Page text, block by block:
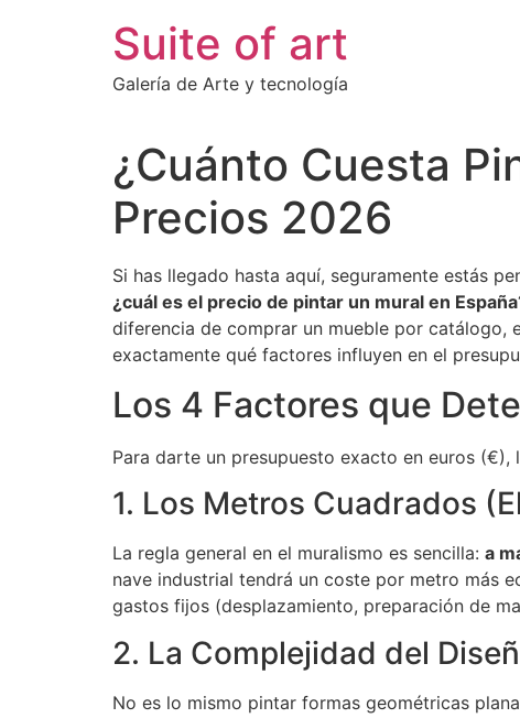
Suite of art
Galería de Arte y tecnología
¿Cuánto Cuesta
Precios 2026
Si has llegado hasta aquí, seguramente estás
¿cuál es el precio de pintar un mural en
diferencia de comprar un mueble por catálogo,
exactamente qué factores influyen en el
Los 4 Factores que
Para darte un presupuesto exacto en euros
1. Los Metros Cuadrados
La regla general en el muralismo es sencilla: a
nave industrial tendrá un coste por metro más
gastos fijos (desplazamiento, preparación de
2. La Complejidad del
No es lo mismo pintar formas geométricas